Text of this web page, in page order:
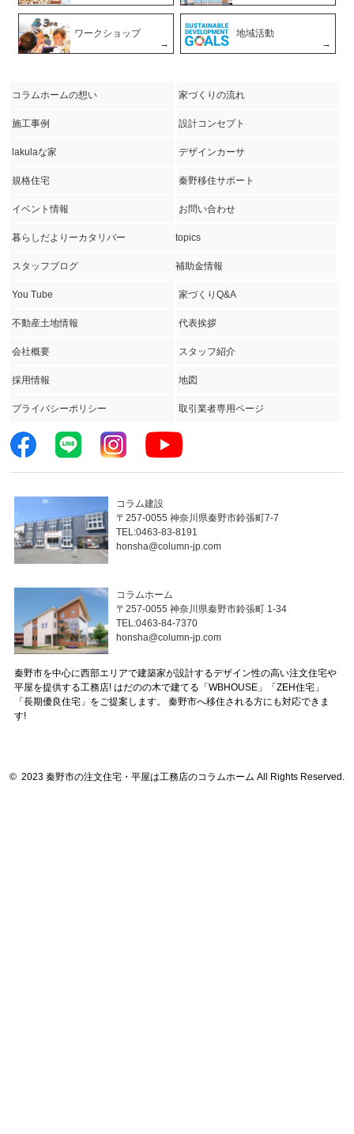
ワークショップ 地域活動
コラムホームの想い 家づくりの流れ
施工事例 設計コンセプト
lakulaな家 デザインカーサ
規格住宅 秦野移住サポート
イベント情報 お問い合わせ
暮らしだよりーカタリバー topics
スタッフブログ 補助金情報
You Tube 家づくりQ&A
不動産土地情報 代表挨拶
会社概要 スタッフ紹介
採用情報 地図
プライバシーポリシー 取引業者専用ページ
コラム建設
〒257-0055 神奈川県秦野市鈴張町7-7
TEL:0463-83-8191
honsha@column-jp.com
コラムホーム
〒257-0055 神奈川県秦野市鈴張町 1-34
TEL:0463-84-7370
honsha@column-jp.com
秦野市を中心に西部エリアで建築家が設計するデザイン性の高い注文住宅や
平屋を提供する工務店! はだのの木で建てる「WBHOUSE」「ZEH住宅」
「長期優良住宅」をご提案します。 秦野市へ移住される方にも対応できま
す!
© 2023 秦野市の注文住宅・平屋は工務店のコラムホーム All Rights Reserved.